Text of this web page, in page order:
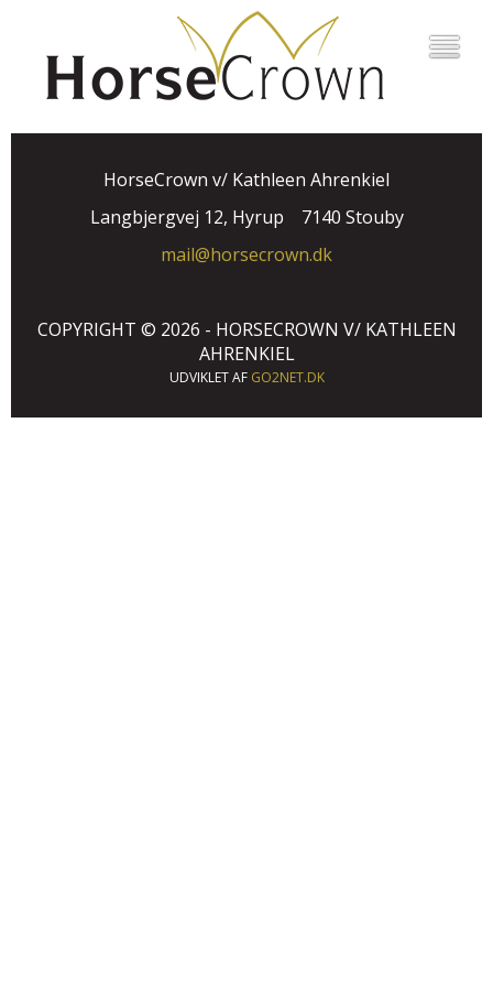
HorseCrown v/ Kathleen Ahrenkiel
Langbjergvej 12, Hyrup
7140 Stouby
mail@horsecrown.dk
COPYRIGHT © 2026 - HORSECROWN V/ KATHLEEN
AHRENKIEL
UDVIKLET AF GO2NET.DK